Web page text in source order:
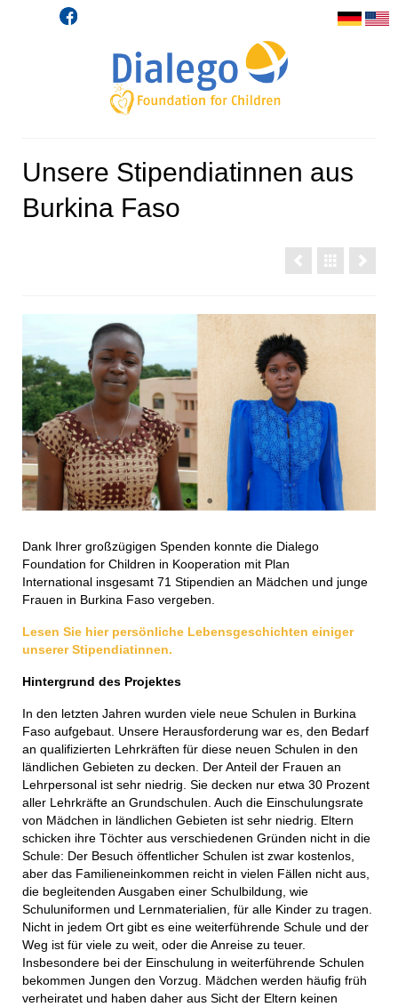
Unsere Stipendiatinnen aus
Burkina Faso
Dank Ihrer großzügigen Spenden konnte die Dialego
Foundation for Children in Kooperation mit Plan
International insgesamt 71 Stipendien an Mädchen und junge
Frauen in Burkina Faso vergeben.
Lesen Sie hier persönliche Lebensgeschichten einiger
unserer Stipendiatinnen.
Hintergrund des Projektes
In den letzten Jahren wurden viele neue Schulen in Burkina
Faso aufgebaut. Unsere Herausforderung war es, den Bedarf
an qualifizierten Lehrkräften für diese neuen Schulen in den
ländlichen Gebieten zu decken. Der Anteil der Frauen an
Lehrpersonal ist sehr niedrig. Sie decken nur etwa 30 Prozent
aller Lehrkräfte an Grundschulen. Auch die Einschulungsrate
von Mädchen in ländlichen Gebieten ist sehr niedrig. Eltern
schicken ihre Töchter aus verschiedenen Gründen nicht in die
Schule: Der Besuch öffentlicher Schulen ist zwar kostenlos,
aber das Familieneinkommen reicht in vielen Fällen nicht aus,
die begleitenden Ausgaben einer Schulbildung, wie
Schuluniformen und Lernmaterialien, für alle Kinder zu tragen.
Nicht in jedem Ort gibt es eine weiterführende Schule und der
Weg ist für viele zu weit, oder die Anreise zu teuer.
Insbesondere bei der Einschulung in weiterführende Schulen
bekommen Jungen den Vorzug. Mädchen werden häufig früh
verheiratet und haben daher aus Sicht der Eltern keinen